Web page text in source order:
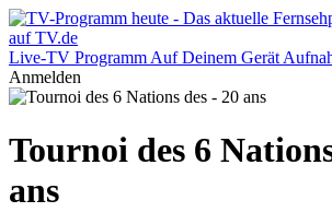
Live-TV Programm Auf Deinem Gerät
Anmelden
Tournoi des 6
ans